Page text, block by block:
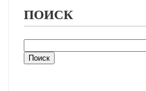
ПОИСК